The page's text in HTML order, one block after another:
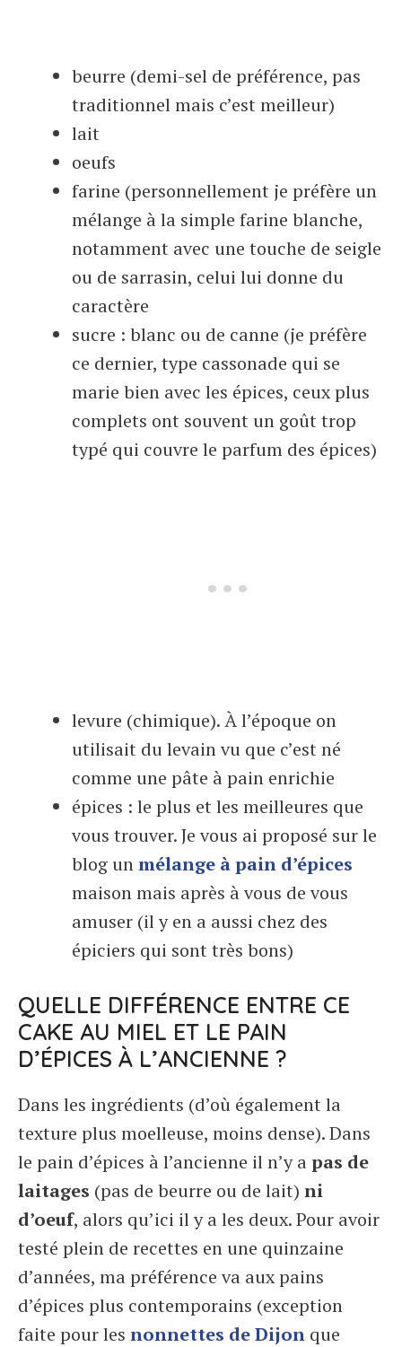
beurre (demi-sel de préférence, pas
traditionnel mais c’est meilleur)
lait
oeufs
farine (personnellement je préfère un
mélange à la simple farine blanche,
notamment avec une touche de seigle
ou de sarrasin, celui lui donne du
caractère
sucre : blanc ou de canne (je préfère
ce dernier, type cassonade qui se
marie bien avec les épices, ceux plus
complets ont souvent un goût trop
typé qui couvre le parfum des épices)
levure (chimique). À l’époque on
utilisait du levain vu que c’est né
comme une pâte à pain enrichie
épices : le plus et les meilleures que
vous trouver. Je vous ai proposé sur le
blog unmélange à pain d’épices
maison mais après à vous de vous
amuser (il y en a aussi chez des
épiciers qui sont très bons)
QUELLE DIFFÉRENCE ENTRE CE
CAKE AU MIEL ET LE PAIN
D’ÉPICES À L’ANCIENNE ?
Dans les ingrédients (d’où également la
texture plus moelleuse, moins dense). Dans
le pain d’épices à l’ancienne il n’y apas de
laitages (pas de beurre ou de lait) ni
d’oeuf, alors qu’ici il y a les deux. Pour avoir
testé plein de recettes en une quinzaine
d’années, ma préférence va aux pains
d’épices plus contemporains (exception
faite pour les nonnettes de Dijon que